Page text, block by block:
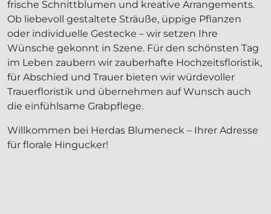
frische Schnittblumen und kreative Arrangements.
Ob liebevoll gestaltete Sträuße, üppige Pflanzen
oder individuelle Gestecke – wir setzen Ihre
Wünsche gekonnt in Szene. Für den schönsten Tag
im Leben zaubern wir zauberhafte Hochzeitsfloristik,
für Abschied und Trauer bieten wir würdevoller
Trauerfloristik und übernehmen auf Wunsch auch
die einfühlsame Grabpflege.
Willkommen bei Herdas Blumeneck – Ihrer Adresse
für florale Hingucker!